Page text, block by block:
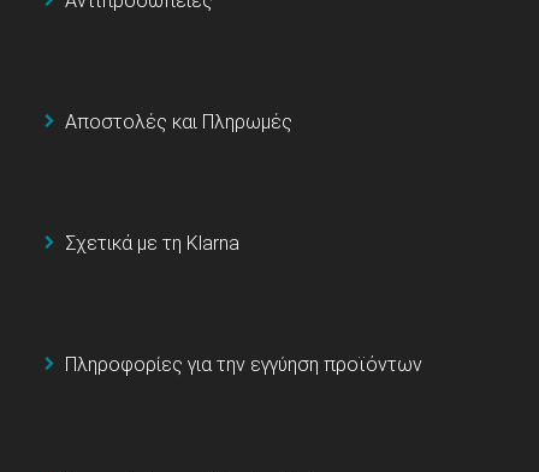
Αποστολές και Πληρωμές
Σχετικά με τη Klarna
Πληροφορίες για την εγγύηση προϊόντων